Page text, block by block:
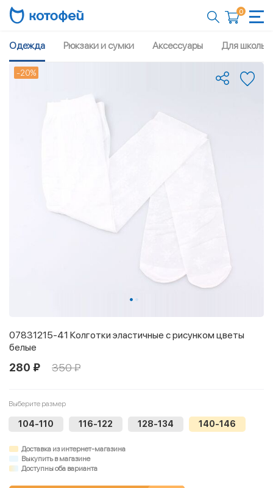
0
Одежда Рюкзаки и сумки Аксессуары Для школы
-20%
07831215-41 Колготки эластичные с рисунком цветы
белые
280 ₽ 350 ₽
Выберите размер
104-110 116-122 128-134 140-146
Доставка из интернет-магазина
Выкупить в магазине
Доступны оба варианта